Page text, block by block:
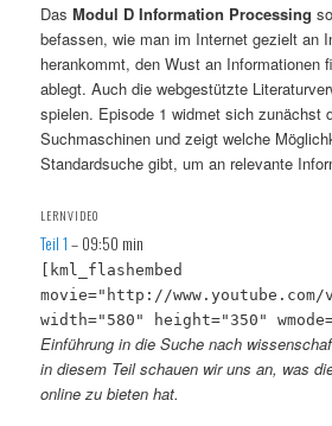
DasModul D Information Processing
befassen, wie man im Internet gezielt an
herankommt, den Wust an Informationen
ablegt. Auch die webgestützte
spielen. Episode 1 widmet sich zunächst
Suchmaschinen und zeigt welche
Standardsuche gibt, um an relevante
LERNVIDEO
Teil 1 – 09:50 min
[kml_flashembed
movie="http://www.youtube.com/
width="580" height="350"
Einführung in die Suche nach
in diesem Teil schauen wir uns an, was
online zu bieten hat.